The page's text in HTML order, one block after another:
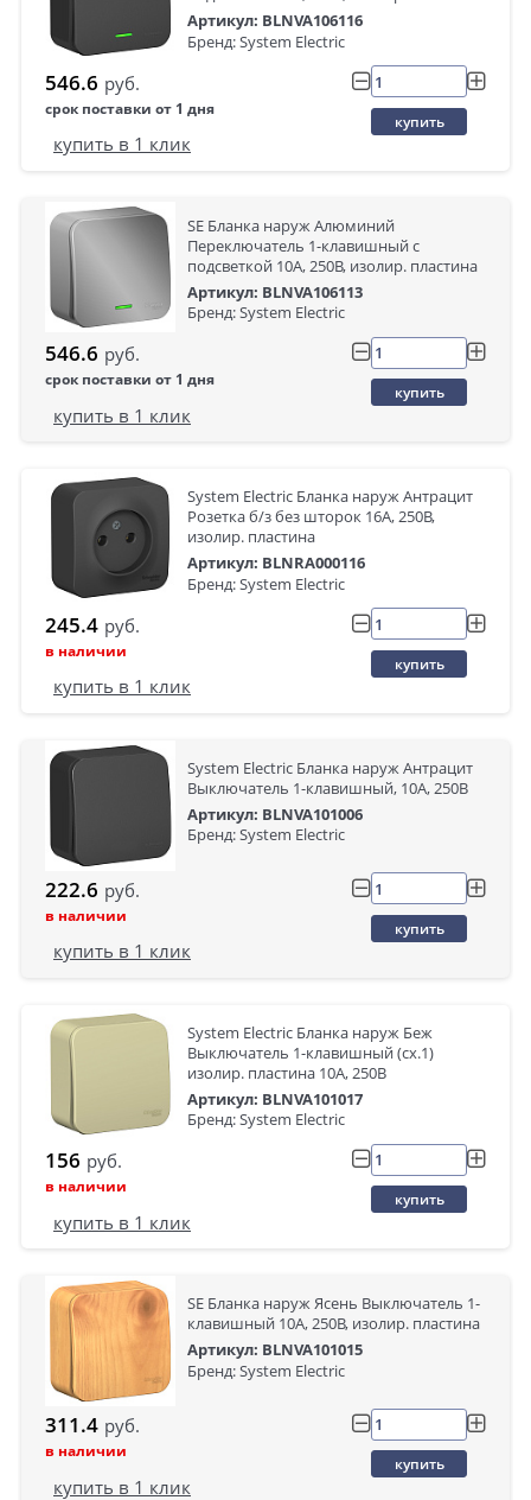
Артикул: BLNVA106116
Бренд: System Electric
546.6 руб.
срок поставки от 1 дня
купить
купить в 1 клик
SE Бланка наруж Алюминий
Переключатель 1-клавишный с
подсветкой 10А, 250B, изолир. пластина
Артикул: BLNVA106113
Бренд: System Electric
546.6 руб.
срок поставки от 1 дня
купить
купить в 1 клик
System Electric Бланка наруж Антрацит
Розетка б/з без шторок 16А, 250В,
изолир. пластина
Артикул: BLNRA000116
Бренд: System Electric
245.4 руб.
в наличии
купить
купить в 1 клик
System Electric Бланка наруж Антрацит
Выключатель 1-клавишный, 10А, 250B
Артикул: BLNVA101006
Бренд: System Electric
222.6 руб.
в наличии
купить
купить в 1 клик
System Electric Бланка наруж Беж
Выключатель 1-клавишный (cх.1)
изолир. пластина 10А, 250B
Артикул: BLNVA101017
Бренд: System Electric
156 руб.
в наличии
купить
купить в 1 клик
SE Бланка наруж Ясень Выключатель 1-
клавишный 10А, 250B, изолир. пластина
Артикул: BLNVA101015
Бренд: System Electric
311.4 руб.
в наличии
купить
купить в 1 клик